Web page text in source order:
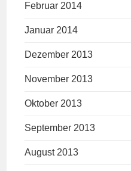
Februar 2014
Januar 2014
Dezember 2013
November 2013
Oktober 2013
September 2013
August 2013